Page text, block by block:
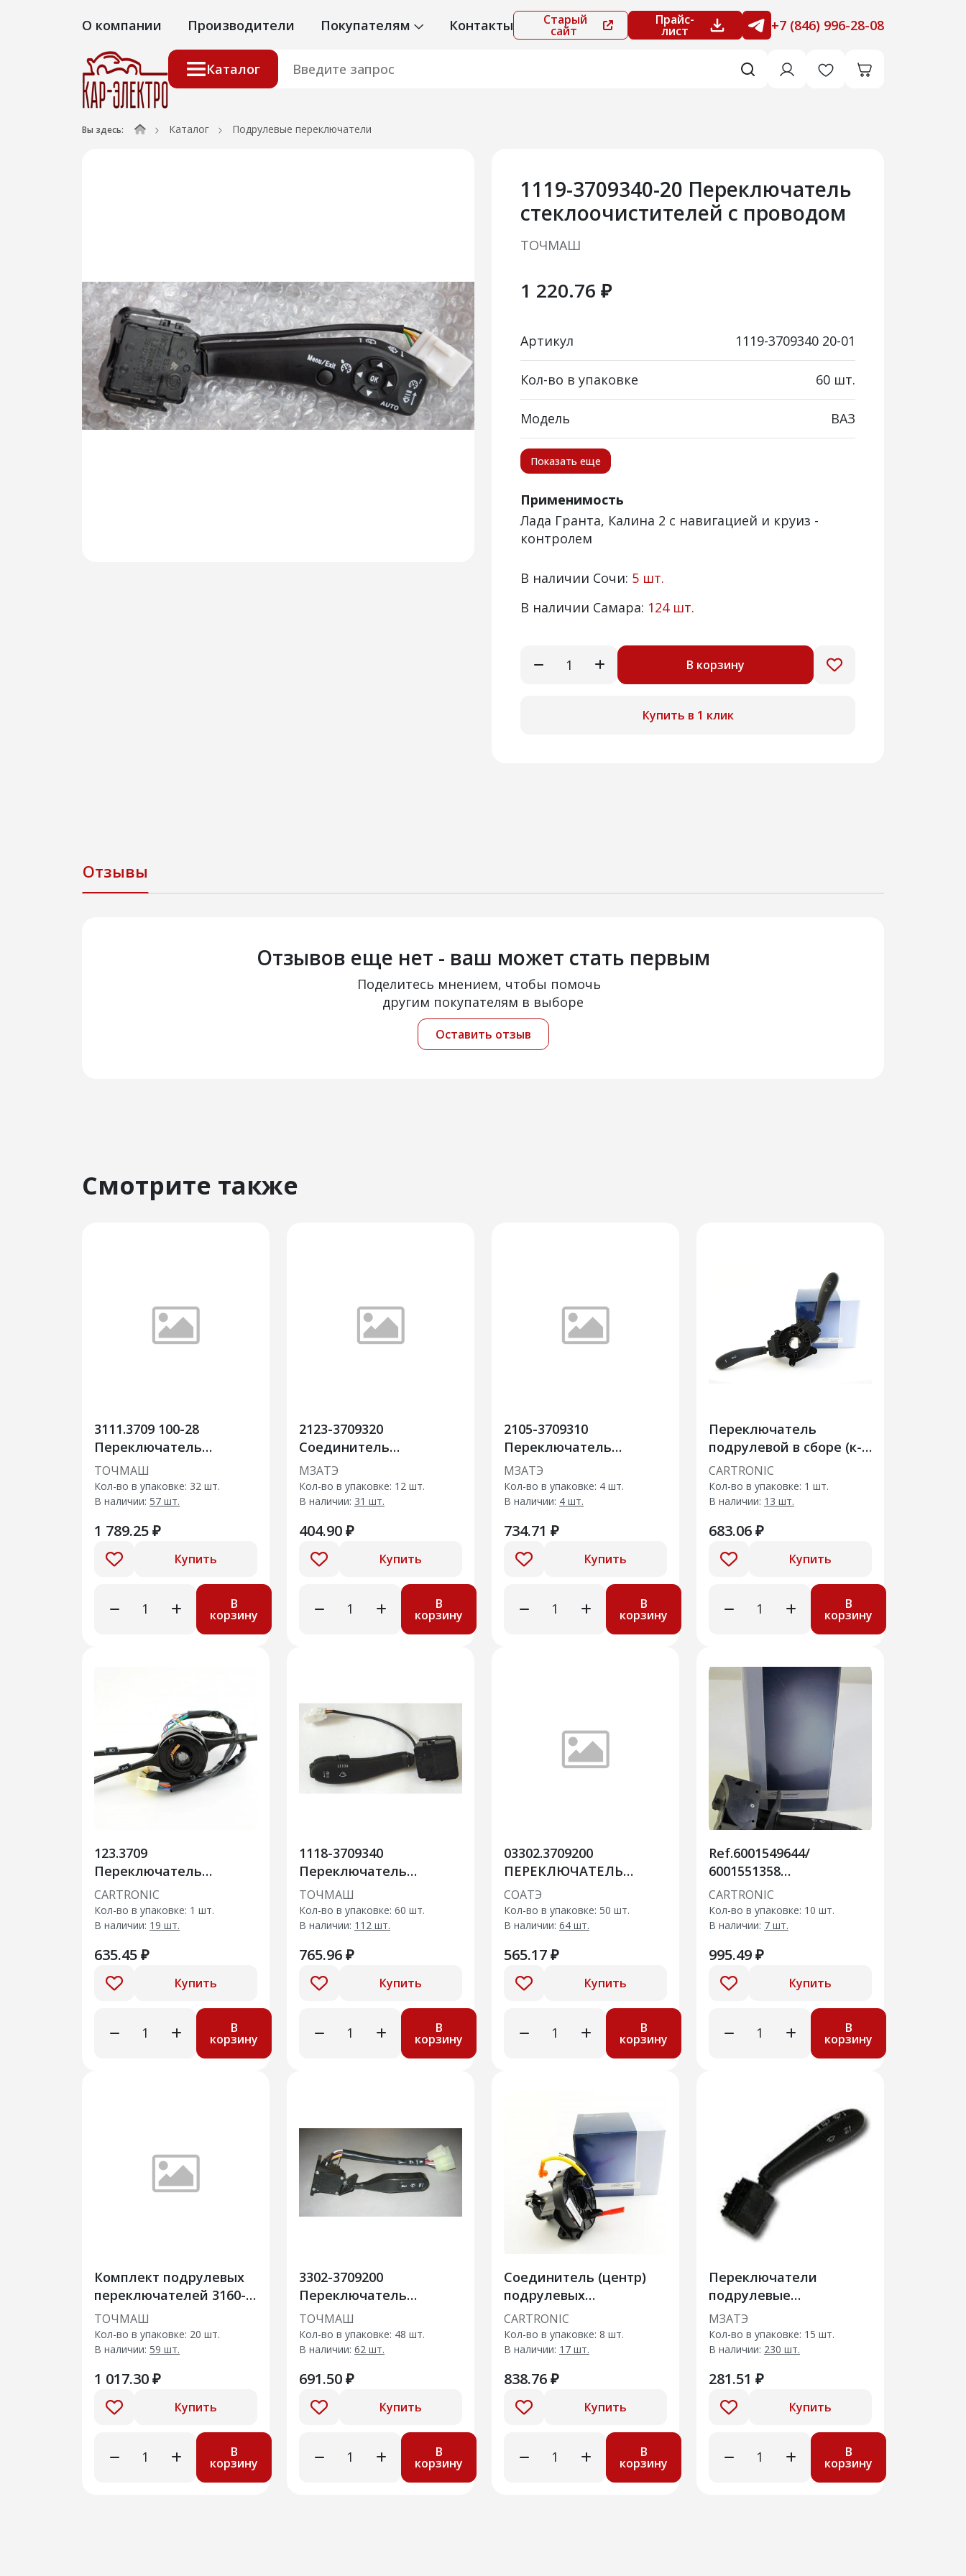
О компании Производители Покупателям Контакты Старый
сайт
Прайс-
лист +7 (846) 996-28-08
Каталог
Вы здесь: Каталог Подрулевые переключатели
1119-3709340-20 Переключатель
стеклоочистителей с проводом
ТОЧМАШ
1 220.76 ₽
Артикул 1119-3709340 20-01
Кол-во в упаковке 60 шт.
Модель ВАЗ
Показать еще
Применимость
Лада Гранта, Калина 2 с навигацией и круиз -
контролем
В наличии Сочи: 5 шт.
В наличии Самара: 124 шт.
В корзину
Купить в 1 клик
Отзывы
Отзывов еще нет - ваш может стать первым
Поделитесь мнением, чтобы помочь
другим покупателям в выборе
Оставить отзыв
Смотрите также
3111.3709 100-28
Переключатель
световой сигнализации
ТОЧМАШ
Кол-во в упаковке: 32 шт.
В наличии: 57 шт.
1 789.25 ₽
Купить
В
корзину
2123-3709320
Соединитель
подрулевых
переключателей
Сhevrolet Niva, Lada
МЗАТЭ
Кол-во в упаковке: 12 шт.
В наличии: 31 шт.
404.90 ₽
Купить
В
корзину
2105-3709310
Переключатель
подрулевой в сборе (2-х
позиционный) аналог
123,3709 ВАЗ 2105
МЗАТЭ
Кол-во в упаковке: 4 шт.
В наличии: 4 шт.
734.71 ₽
Купить
В
корзину
Переключатель
подрулевой в сборе (к-т
поставки) ВАЗ 2170,2123
Cartronic CTR0115390
(Ref.2123-3709305
CARTRONIC
Кол-во в упаковке: 1 шт.
В наличии: 13 шт.
683.06 ₽
Купить
В
корзину
123.3709
Переключатель
подрулевой в сборе
CRTR0115391
ВАЗ-2105/2107, Cartronic
CARTRONIC
Кол-во в упаковке: 1 шт.
В наличии: 19 шт.
635.45 ₽
Купить
В
корзину
1118-3709340
Переключатель
стеклоочистителя
Калина
ТОЧМАШ
Кол-во в упаковке: 60 шт.
В наличии: 112 шт.
765.96 ₽
Купить
В
корзину
03302.3709200
ПЕРЕКЛЮЧАТЕЛЬ
СТЕКЛООЧИСТИТЕЛЯ
СОАТЭ
Кол-во в упаковке: 50 шт.
В наличии: 64 шт.
565.17 ₽
Купить
В
корзину
Ref.6001549644/
6001551358
Переключатель
подрулевой
(стеклоочист) Cartronic
CARTRONIC
Кол-во в упаковке: 10 шт.
В наличии: 7 шт.
995.49 ₽
Купить
В
корзину
Комплект подрулевых
переключателей 3160-
3709005-28
ТОЧМАШ
Кол-во в упаковке: 20 шт.
В наличии: 59 шт.
1 017.30 ₽
Купить
В
корзину
3302-3709200
Переключатель
стеклооч.и омывателя
меняем 4012.3709-01
ТОЧМАШ
Кол-во в упаковке: 48 шт.
В наличии: 62 шт.
691.50 ₽
Купить
В
корзину
Соединитель (центр)
подрулевых
переключателей ВАЗ
2170->2172 (с AIR Bag)
Cartronic CTR0113658
CARTRONIC
Кол-во в упаковке: 8 шт.
В наличии: 17 шт.
838.76 ₽
Купить
В
корзину
Переключатели
подрулевые
Стеклоочистителя 2123-
3709340 МЗАТЭ
МЗАТЭ
Кол-во в упаковке: 15 шт.
В наличии: 230 шт.
281.51 ₽
Купить
В
корзину